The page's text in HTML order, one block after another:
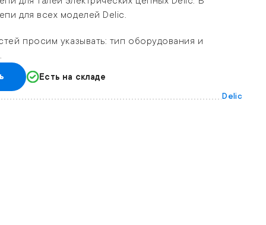
для всех моделей Delic.
просим указывать: тип оборудования и
Есть на складе
Delic